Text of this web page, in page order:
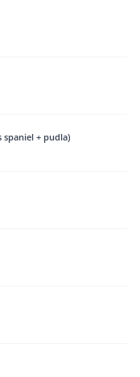
spaniel + pudla)